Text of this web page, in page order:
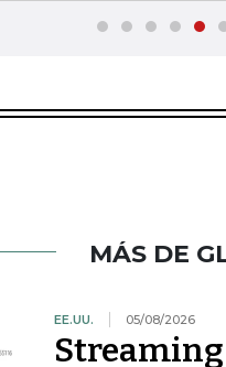
MÁS DE
EE.UU. 05/08/2026
Streaming